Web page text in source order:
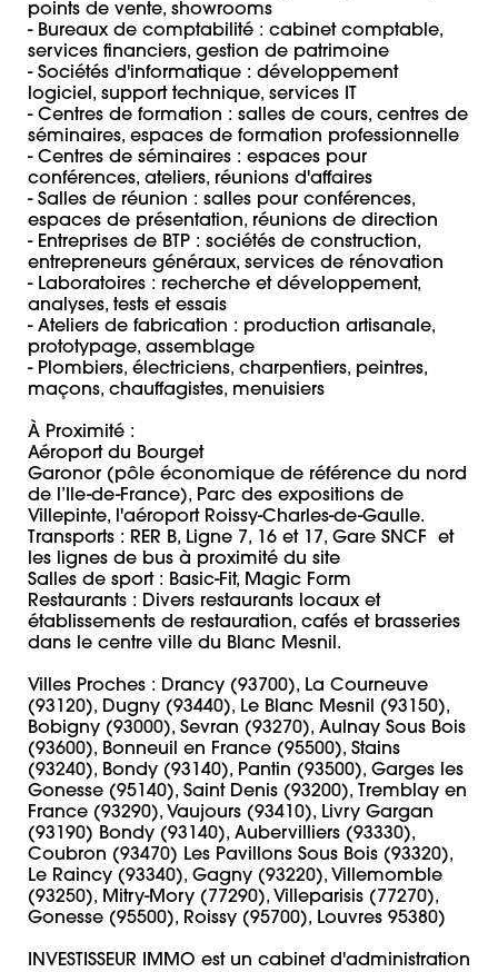
points de vente, showrooms
- Bureaux de comptabilité : cabinet comptable,
services financiers, gestion de patrimoine
- Sociétés d'informatique : développement
logiciel, support technique, services IT
- Centres de formation : salles de cours, centres de
séminaires, espaces de formation professionnelle
- Centres de séminaires : espaces pour
conférences, ateliers, réunions d'affaires
- Salles de réunion : salles pour conférences,
espaces de présentation, réunions de direction
- Entreprises de BTP : sociétés de construction,
entrepreneurs généraux, services de rénovation
- Laboratoires : recherche et développement,
analyses, tests et essais
- Ateliers de fabrication : production artisanale,
prototypage, assemblage
- Plombiers, électriciens, charpentiers, peintres,
maçons, chauffagistes, menuisiers
À Proximité :
Aéroport du Bourget
Garonor (pôle économique de référence du nord
de l’Ile-de-France), Parc des expositions de
Villepinte, l'aéroport Roissy-Charles-de-Gaulle.
Transports : RER B, Ligne 7, 16 et 17, Gare SNCF  et
les lignes de bus à proximité du site
Salles de sport : Basic-Fit, Magic Form
Restaurants : Divers restaurants locaux et
établissements de restauration, cafés et brasseries
dans le centre ville du Blanc Mesnil.
Villes Proches : Drancy (93700), La Courneuve
(93120), Dugny (93440), Le Blanc Mesnil (93150),
Bobigny (93000), Sevran (93270), Aulnay Sous Bois
(93600), Bonneuil en France (95500), Stains
(93240), Bondy (93140), Pantin (93500), Garges les
Gonesse (95140), Saint Denis (93200), Tremblay en
France (93290), Vaujours (93410), Livry Gargan
(93190) Bondy (93140), Aubervilliers (93330),
Coubron (93470) Les Pavillons Sous Bois (93320),
Le Raincy (93340), Gagny (93220), Villemomble
(93250), Mitry-Mory (77290), Villeparisis (77270),
Gonesse (95500), Roissy (95700), Louvres 95380)
INVESTISSEUR IMMO est un cabinet d'administration